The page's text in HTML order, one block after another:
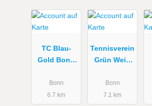
TC Blau-
Gold Bonn
Bonn
6.7 km
Tennisverein
Grün Weiß
e.V.
Bonn
7.1 km